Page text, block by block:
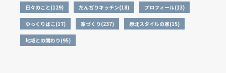
日々のこと(129) だんぢりキッチン(18) プロフィール(13)
ゆっくりばこ(17) 家づくり(237) 泉北スタイルの家(15)
地域との関わり(95)